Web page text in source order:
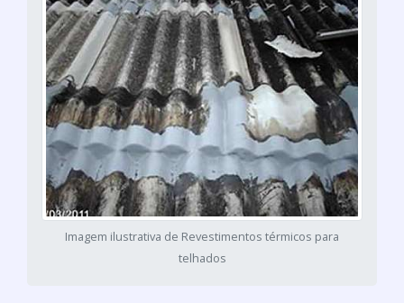
Imagem ilustrativa de Revestimentos térmicos para
telhados